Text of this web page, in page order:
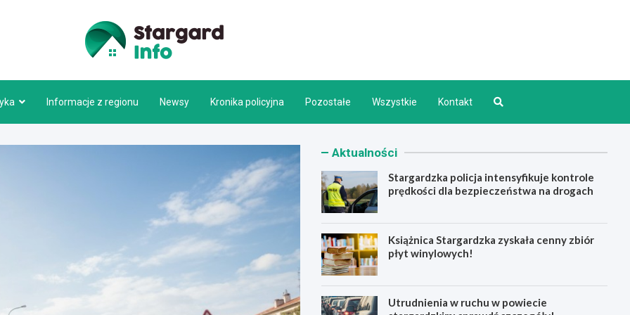
Informacje z regionu Newsy Kronika policyjna Pozostałe Wszystkie Kontakt
Aktualności
Stargardzka policja intensyfikuje kontrole
prędkości dla bezpieczeństwa na drogach
Książnica Stargardzka zyskała cenny zbiór
płyt winylowych!
Utrudnienia w ruchu w powiecie